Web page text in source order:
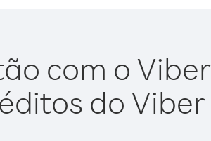
com o
do